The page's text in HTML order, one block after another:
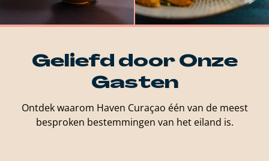
Geliefd door Onze
Gasten
Ontdek waarom Haven Curaçao één van de meest
besproken bestemmingen van het eiland is.